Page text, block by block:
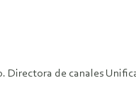
Directora de canales